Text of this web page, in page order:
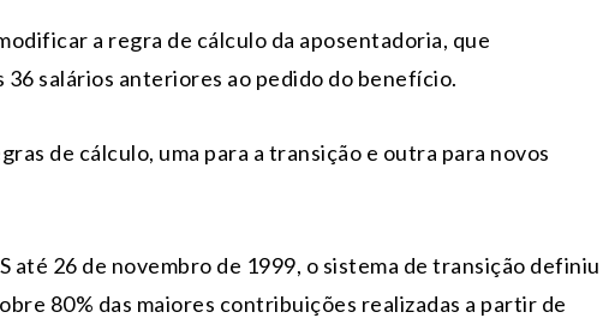
a regra de cálculo da aposentadoria, que
salários anteriores ao pedido do benefício.
de cálculo, uma para a transição e outra para novos
até 26 de novembro de 1999, o sistema de transição definiu
80% das maiores contribuições realizadas a partir de